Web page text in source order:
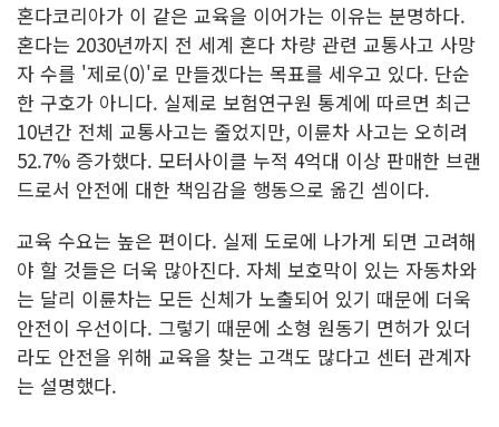
혼다코리아가 이 같은 교육을 이어가는 이유는 분명하다.
혼다는 2030년까지 전 세계 혼다 차량 관련 교통사고 사망
자 수를 '제로(0)'로 만들겠다는 목표를 세우고 있다. 단순
한 구호가 아니다. 실제로 보험연구원 통계에 따르면 최근
10년간 전체 교통사고는 줄었지만, 이륜차 사고는 오히려
52.7% 증가했다. 모터사이클 누적 4억대 이상 판매한 브랜
드로서 안전에 대한 책임감을 행동으로 옮긴 셈이다.
교육 수요는 높은 편이다. 실제 도로에 나가게 되면 고려해
야 할 것들은 더욱 많아진다. 자체 보호막이 있는 자동차와
는 달리 이륜차는 모든 신체가 노출되어 있기 때문에 더욱
안전이 우선이다. 그렇기 때문에 소형 원동기 면허가 있더
라도 안전을 위해 교육을 찾는 고객도 많다고 센터 관계자
는 설명했다.